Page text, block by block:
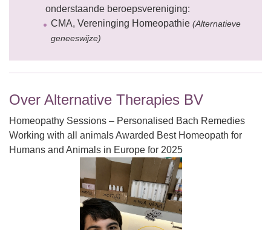
onderstaande beroepsvereniging:
CMA, Vereninging Homeopathie (Alternatieve
geneeswijze)
Over Alternative Therapies BV
Homeopathy Sessions – Personalised Bach Remedies
Working with all animals Awarded Best Homeopath for
Humans and Animals in Europe for 2025